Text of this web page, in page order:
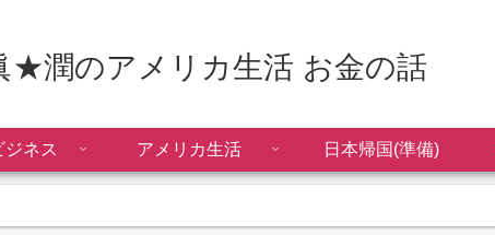
★潤のアメリカ生活 お金の話
ジネス アメリカ生活 日本帰国(準備)